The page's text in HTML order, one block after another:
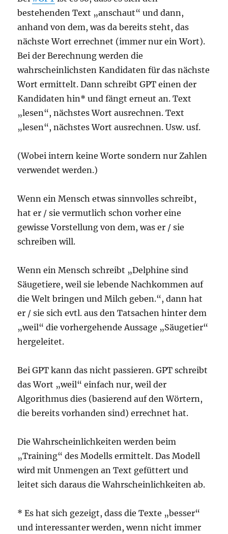
bestehenden Text „anschaut“ und dann,
anhand von dem, was da bereits steht, das
nächste Wort errechnet (immer nur ein Wort).
Bei der Berechnung werden die
wahrscheinlichsten Kandidaten für das nächste
Wort ermittelt. Dann schreibt GPT einen der
Kandidaten hin* und fängt erneut an. Text
„lesen“, nächstes Wort ausrechnen. Text
„lesen“, nächstes Wort ausrechnen. Usw. usf.
(Wobei intern keine Worte sondern nur Zahlen
verwendet werden.)
Wenn ein Mensch etwas sinnvolles schreibt,
hat er / sie vermutlich schon vorher eine
gewisse Vorstellung von dem, was er / sie
schreiben will.
Wenn ein Mensch schreibt „Delphine sind
Säugetiere, weil sie lebende Nachkommen auf
die Welt bringen und Milch geben.“, dann hat
er / sie sich evtl. aus den Tatsachen hinter dem
„weil“ die vorhergehende Aussage „Säugetier“
hergeleitet.
Bei GPT kann das nicht passieren. GPT schreibt
das Wort „weil“ einfach nur, weil der
Algorithmus dies (basierend auf den Wörtern,
die bereits vorhanden sind) errechnet hat.
Die Wahrscheinlichkeiten werden beim
„Training“ des Modells ermittelt. Das Modell
wird mit Unmengen an Text gefüttert und
leitet sich daraus die Wahrscheinlichkeiten ab.
* Es hat sich gezeigt, dass die Texte „besser“
und interessanter werden, wenn nicht immer